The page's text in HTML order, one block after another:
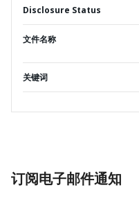
Disclosure Status
文件名称
关键词
订阅电子邮件通知